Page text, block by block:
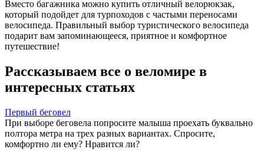
Вместо багажника можно купить отличный велорюкзак,
который подойдет для турпоходов с частыми переносами
велосипеда. Правильный выбор туристического велосипеда
подарит вам запоминающееся, приятное и комфортное
путешествие!
Рассказываем все о веломире в
интересных статьях
Первый беговел
При выборе беговела попросите малыша проехать буквально
полтора метра на трех разных вариантах. Спросите,
комфортно ли ему? Нравится ли?